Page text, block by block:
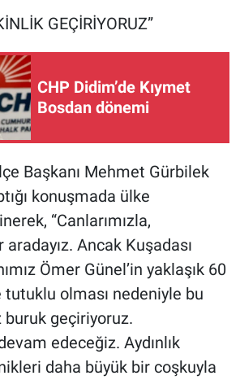
GEÇİRİYORUZ”
CHP Didim’de Kıymet
Bosdan dönemi
Başkanı Mehmet Gürbilek
konuşmada ülke
“Canlarımızla,
aradayız. Ancak Kuşadası
Ömer Günel’in yaklaşık 60
tutuklu olması nedeniyle bu
geçiriyoruz.
edeceğiz. Aydınlık
daha büyük bir coşkuyla